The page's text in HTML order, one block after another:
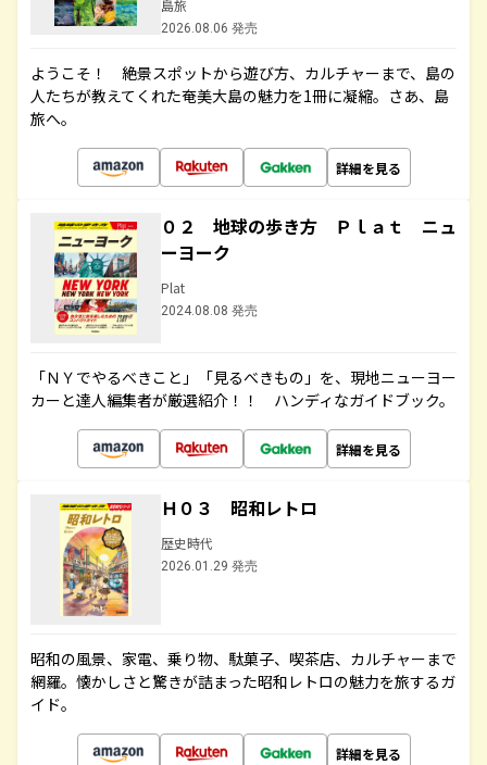
島旅
2026.08.06 発売
ようこそ！ 絶景スポットから遊び方、カルチャーまで、島の
人たちが教えてくれた奄美大島の魅力を1冊に凝縮。さあ、島
旅へ。
詳細を見る
０２ 地球の歩き方 Ｐｌａｔ ニュ
ーヨーク
Plat
2024.08.08 発売
「ＮＹでやるべきこと」「見るべきもの」を、現地ニューヨー
カーと達人編集者が厳選紹介！！ ハンディなガイドブック。
詳細を見る
Ｈ０３ 昭和レトロ
歴史時代
2026.01.29 発売
昭和の風景、家電、乗り物、駄菓子、喫茶店、カルチャーまで
網羅。懐かしさと驚きが詰まった昭和レトロの魅力を旅するガ
イド。
詳細を見る